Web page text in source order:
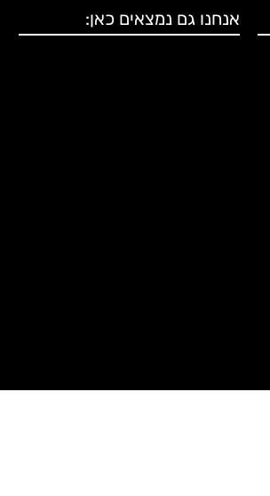
אנחנו גם נמצאים כאן: